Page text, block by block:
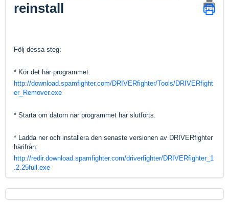
reinstall
Följ dessa steg:
* Kör det här programmet:
http://download.spamfighter.com/DRIVERfighter/Tools/DRIVERfight
er_Remover.exe
* Starta om datorn när programmet har slutförts.
* Ladda ner och installera den senaste versionen av DRIVERfighter
härifrån:
http://redir.download.spamfighter.com/driverfighter/DRIVERfighter_1
.2.25full.exe